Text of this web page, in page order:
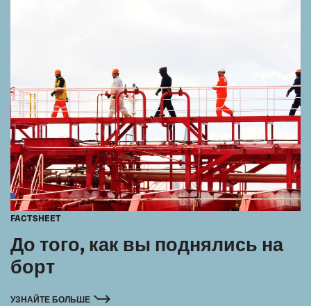
FACTSHEET
До того, как вы поднялись на
борт
УЗНАЙТЕ БОЛЬШЕ